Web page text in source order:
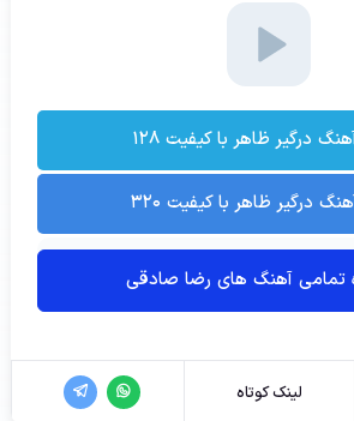
درگیر ظاهر با کیفیت ۱۲۸
درگیر ظاهر با کیفیت ۳۲۰
تمامی آهنگ های رضا صادقی
لینک کوتاه